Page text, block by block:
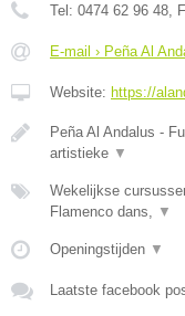
Tel: 0474 62 96 48 ,
E-mail › Peña Al
Website: https://
Peña Al Andalus -
artistieke ▼
Wekelijkse
Flamenco dans,
▼
Openingstijden ▼
Laatste facebook